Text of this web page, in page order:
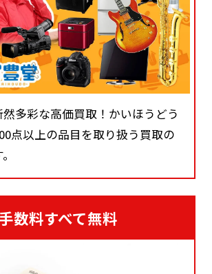
然多彩な高価買取！かいほうどう
点以上の品目を取り扱う買取の
数料すべて無料